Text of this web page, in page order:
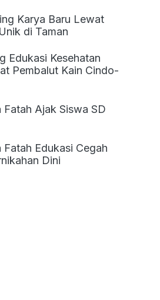
Karya Baru Lewat
di Taman
Edukasi Kesehatan
Pembalut Kain Cindo-
Fatah Ajak Siswa SD
Fatah Edukasi Cegah
Dini